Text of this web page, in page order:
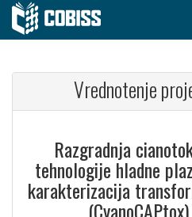
Vrednotenje
Razgradnja
tehnologije hladne
karakterizacija